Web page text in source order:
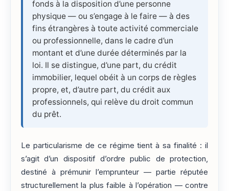
fonds à la disposition d’une personne
physique — ou s’engage à le faire — à des
fins étrangères à toute activité commerciale
ou professionnelle, dans le cadre d’un
montant et d’une durée déterminés par la
loi. Il se distingue, d’une part, du crédit
immobilier, lequel obéit à un corps de règles
propre, et, d’autre part, du crédit aux
professionnels, qui relève du droit commun
du prêt.
Le particularisme de ce régime tient à sa finalité : il
s’agit d’un dispositif d’ordre public de protection,
destiné à prémunir l’emprunteur — partie réputée
structurellement la plus faible à l’opération — contre